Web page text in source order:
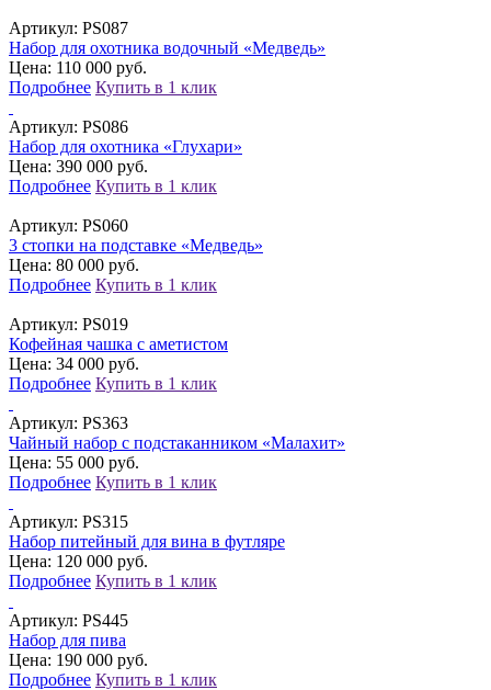
Артикул: PS087
Набор для охотника водочный «Медведь»
Цена: 110 000 руб.
Подробнее Купить в 1 клик
Артикул: PS086
Набор для охотника «Глухари»
Цена: 390 000 руб.
Подробнее Купить в 1 клик
Артикул: PS060
3 стопки на подставке «Медведь»
Цена: 80 000 руб.
Подробнее Купить в 1 клик
Артикул: PS019
Кофейная чашка с аметистом
Цена: 34 000 руб.
Подробнее Купить в 1 клик
Артикул: PS363
Чайный набор с подстаканником «Малахит»
Цена: 55 000 руб.
Подробнее Купить в 1 клик
Артикул: PS315
Набор питейный для вина в футляре
Цена: 120 000 руб.
Подробнее Купить в 1 клик
Артикул: PS445
Набор для пива
Цена: 190 000 руб.
Подробнее Купить в 1 клик